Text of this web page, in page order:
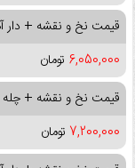
قیمت نخ و نقشه + دار
6,050,000 تومان
قیمت نخ و نقشه + چله
7,200,000 تومان